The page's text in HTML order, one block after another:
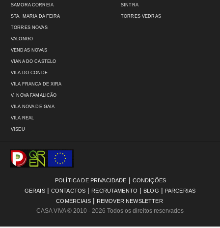
SAMORA CORREIA
STA. MARIA DA FEIRA
SINTRA
TORRES VEDRAS
TORRES NOVAS
VALONGO
VENDAS NOVAS
VIANA DO CASTELO
VILA DO CONDE
VILA FRANCA DE XIRA
V. NOVA FAMALICÃO
VILA NOVA DE GAIA
VILA REAL
VISEU
POLÍTICA DE PRIVACIDADE | CONDIÇÕES
GERAIS | CONTACTOS | RECRUTAMENTO | BLOG | PARCERIAS
COMERCIAIS | REMOVER NEWSLETTER
CASA VIVA© 2010 - 2026 Todos os direitos reservados